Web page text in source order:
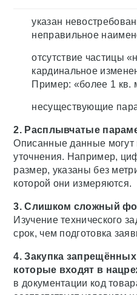
указан
неправильное
отсутствие частицы
кардинальное
Пример: «более 1 кв.
несуществующие
2. Расплывчатые
Описанные данные
уточнения. Например,
размер, указаны без
которой они измеряются.
3. Слишком сложный
Изучение технического
срок, чем подготовка
4. Закупка
которые входят в
в документации код